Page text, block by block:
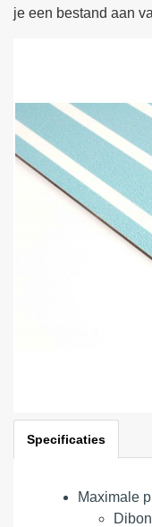
je een bestand aan
Specificaties
Maximale